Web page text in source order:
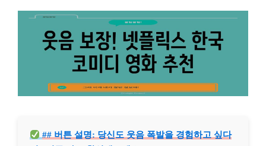
## 버튼 설명: 당신도 웃음 폭발을 경험하고 싶다